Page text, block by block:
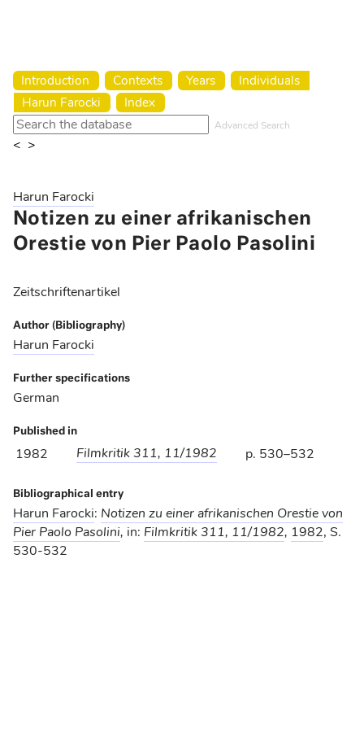
Introduction Contexts Years
Individuals
Harun Farocki
Index
Advanced Search
< >
Harun Farocki
Notizen zu einer afrikanischen
Orestie von Pier Paolo Pasolini
Zeitschriftenartikel
Author (Bibliography)
Harun Farocki
Further specifications
German
Published in
1982 Filmkritik 311, 11/1982 p. 530–532
Bibliographical entry
Harun Farocki: Notizen zu einer afrikanischen Orestie von
Pier Paolo Pasolini, in: Filmkritik 311, 11/1982, 1982, S.
530-532